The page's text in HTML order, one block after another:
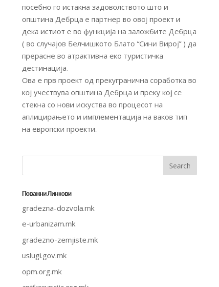
посебно го истакна задоволството што и
општина Дебрца е партнер во овој проект и
дека истиот е во функција на заложбите Дебрца
( во случајов Белчишкото Блато “Сини Вирој” ) да
прерасне во атрактивна еко туристичка
дестинација.
Ова е прв проект од прекугранична соработка во
кој учествува општина Дебрца и преку кој се
стекна со нови искуства во процесот на
аплицирањето и имплементација на ваков тип
на европски проекти.
Поважни Линкови
gradezna-dozvola.mk
e-urbanizam.mk
gradezno-zemjiste.mk
uslugi.gov.mk
opm.org.mk